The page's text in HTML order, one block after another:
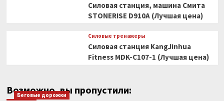
Силовая станция, машина Смита
STONERISE D910A (Лучшая цена)
Силовые тренажеры
Силовая станция KangJinhua
Fitness MDK-C107-1 (Лучшая цена)
Возможно, вы пропустили:
Беговые дорожки